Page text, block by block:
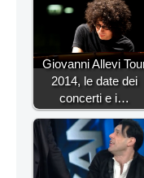
Giovanni Allevi
2014, le date dei
concerti e i…